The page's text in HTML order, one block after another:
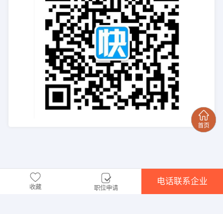
收藏 职位申请
电话联系企业